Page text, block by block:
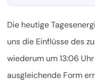
Die heutige
uns die Einflüsse des
wiederum um 13:06
ausgleichende Form